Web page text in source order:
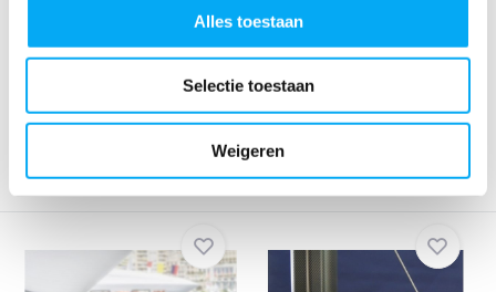
Alles toestaan
Selectie toestaan
Weigeren
Klik voor voorraad info
Klik voor voorraad info
€ 76,96